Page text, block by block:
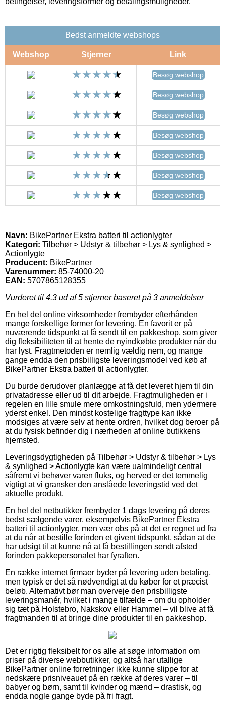
Bedst anmeldte webshops
Webshop Stjerner Link
Besøg webshop
Besøg webshop
Besøg webshop
Besøg webshop
Besøg webshop
Besøg webshop
Besøg webshop
Navn: BikePartner Ekstra batteri til actionlygter
Kategori: Tilbehør > Udstyr & tilbehør > Lys & synlighed >
Actionlygte
Producent: BikePartner
Varenummer: 85-74000-20
EAN: 5707865128355
Vurderet til 4.3 ud af 5 stjerner baseret på 3 anmeldelser
En hel del online virksomheder frembyder efterhånden
mange forskellige former for levering. En favorit er på
nuværende tidspunkt at få sendt til en pakkeshop, som giver
dig fleksibiliteten til at hente de nyindkøbte produkter når du
har lyst. Fragtmetoden er nemlig vældig nem, og mange
gange endda den prisbilligste leveringsmodel ved køb af
BikePartner Ekstra batteri til actionlygter.
Du burde derudover planlægge at få det leveret hjem til din
privatadresse eller ud til dit arbejde. Fragtmuligheden er i
regelen en lille smule mere omkostningsfuld, men ydermere
yderst enkel. Den mindst kostelige fragttype kan ikke
modsiges at være selv at hente ordren, hvilket dog beroer på
at du fysisk befinder dig i nærheden af online butikkens
hjemsted.
Leveringsdygtigheden på Tilbehør > Udstyr & tilbehør > Lys
& synlighed > Actionlygte kan være ualmindeligt central
såfremt vi behøver varen fluks, og herved er det temmelig
vigtigt at vi gransker den anslåede leveringstid ved det
aktuelle produkt.
En hel del netbutikker frembyder 1 dags levering på deres
bedst sælgende varer, eksempelvis BikePartner Ekstra
batteri til actionlygter, men vær obs på at det er regnet ud fra
at du når at bestille forinden et givent tidspunkt, sådan at de
har udsigt til at kunne nå at få bestillingen sendt afsted
forinden pakkepersonalet har fyraften.
En række internet firmaer byder på levering uden betaling,
men typisk er det så nødvendigt at du køber for et præcist
beløb. Alternativt bør man overveje den prisbilligste
leveringsmanér, hvilket i mange tilfælde – om du opholder
sig tæt på Holstebro, Nakskov eller Hammel – vil blive at få
fragtmanden til at bringe dine produkter til en pakkeshop.
Det er rigtig fleksibelt for os alle at søge information om
priser på diverse webbutikker, og altså har utallige
BikePartner online forretninger ikke kunne slippe for at
nedskære prisniveauet på en række af deres varer – til
babyer og børn, samt til kvinder og mænd – drastisk, og
endda nogle gange byde på fri fragt.